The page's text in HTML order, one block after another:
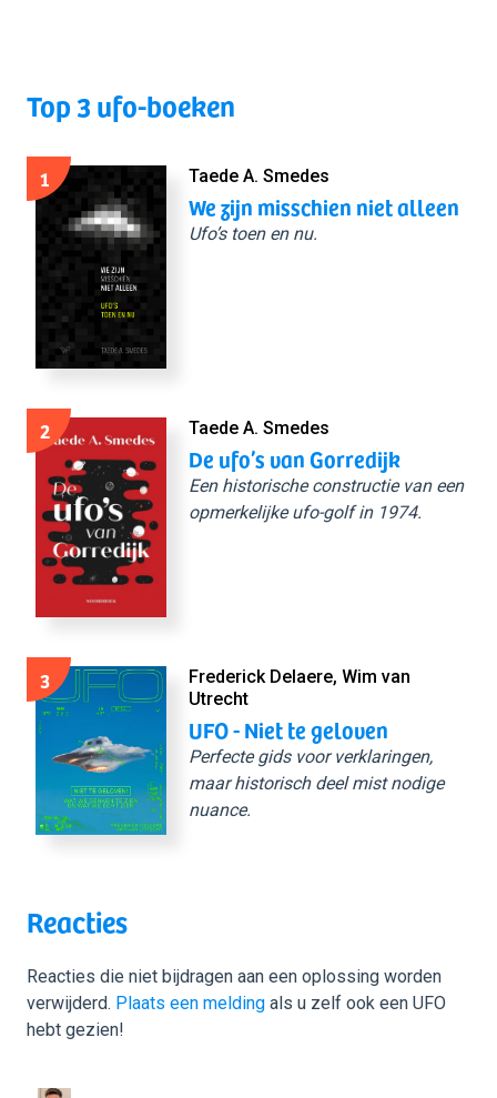
Top 3 ufo-boeken
1 Taede A. Smedes
We zijn misschien niet alleen
Ufo’s toen en nu.
2 Taede A. Smedes
De ufo’s van Gorredijk
Een historische constructie van een
opmerkelijke ufo-golf in 1974.
3
Frederick Delaere, Wim van
Utrecht
UFO - Niet te geloven
Perfecte gids voor verklaringen,
maar historisch deel mist nodige
nuance.
Reacties
Reacties die niet bijdragen aan een oplossing worden
verwijderd. Plaats een melding als u zelf ook een UFO
hebt gezien!